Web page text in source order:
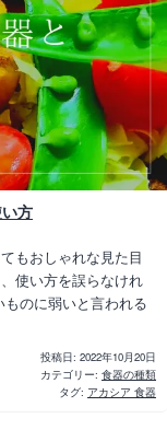
方
もおしゃれな見た目
使い方を誤らなけれ
のに弱いと言われる
投稿日: 2022年10月20日
カテゴリー: 食器の種類
タグ: アカシア 食器